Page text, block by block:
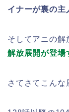
イナーが裏の主
そしてアニの解
解放展開が登場
さてさてこんな